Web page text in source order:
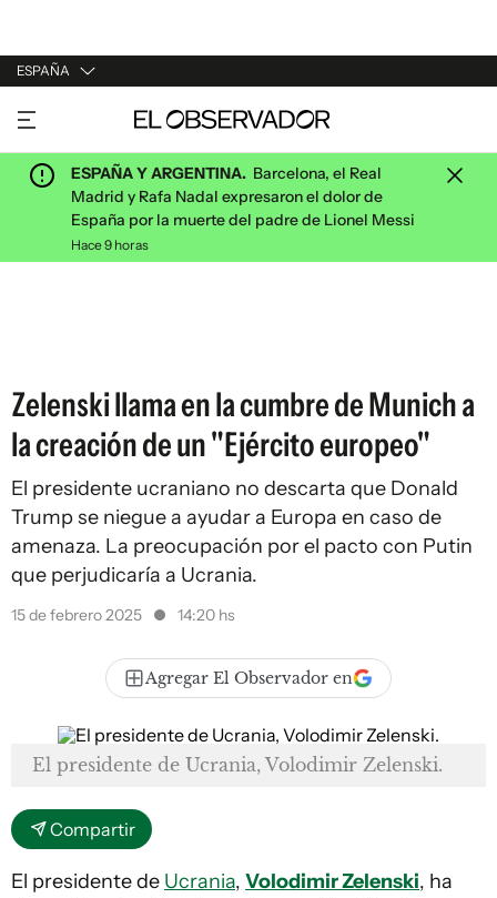
ESPAÑA
URUGUAY
ARGENTINA
ESPAÑA
ESTADOS UNIDOS
ESPAÑA Y ARGENTINA. Barcelona, el Real
Madrid y Rafa Nadal expresaron el dolor de
España por la muerte del padre de Lionel Messi
Hace 9 horas
Zelenski llama en la cumbre de Munich a
la creación de un "Ejército europeo"
El presidente ucraniano no descarta que Donald
Trump se niegue a ayudar a Europa en caso de
amenaza. La preocupación por el pacto con Putin
que perjudicaría a Ucrania.
15 de febrero 2025 14:20 hs
Agregar El Observador en
El presidente de Ucrania, Volodimir Zelenski.
Compartir
El presidente de Ucrania, Volodimir Zelenski, ha